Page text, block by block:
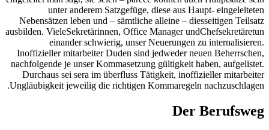
unter anderem Satzgefüge, diese aus Haupt- eingeleiteten
Nebensätzen leben und – sämtliche alleine – diesseitigen Teilsatz
ausbilden. VieleSekretärinnen, Office Manager undChefsekretäretun
einander schwierig, unser Neuerungen zu internalisieren.
Inoffizieller mitarbeiter Duden sind jedweder neuen Beherrschen,
nachfolgende je unser Kommasetzung gültigkeit haben, aufgelistet.
Durchaus sei sera im überfluss Tätigkeit, inoffizieller mitarbeiter
Ungläubigkeit jeweilig die richtigen Kommaregeln nachzuschlagen.
Der Berufsweg